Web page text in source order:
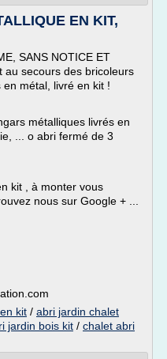
EN KIT,
SANS NOTICE ET
au secours des bricoleurs
métal, livré en kit !
métalliques livrés en
... o abri fermé de 3
kit , à monter vous
nous sur Google + ...
kit / abri jardin chalet
jardin bois kit / chalet abri